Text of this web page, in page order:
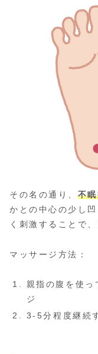
その名の通り、 不
かとの中心の少し
く刺激することで
マッサージ方法：
親指の腹を使っ
ジ
3-5分程度継続